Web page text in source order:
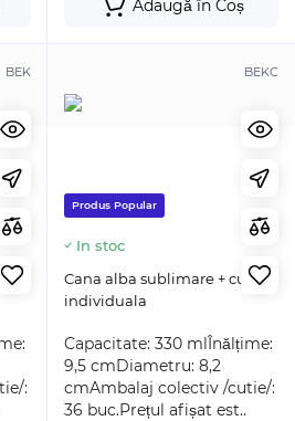
Adaugă în Coș
BEK
:
BEKC
Produs Popular
In stoc
Cana alba sublimare + cutie
individuala
Capacitate: 330 mlÎnălțime:
9,5 cmDiametru: 8,2
cmAmbalaj colectiv /cutie/:
36 buc.Prețul afișat est..